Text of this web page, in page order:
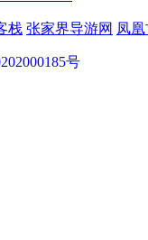
栈 张家界导游网 凤
号